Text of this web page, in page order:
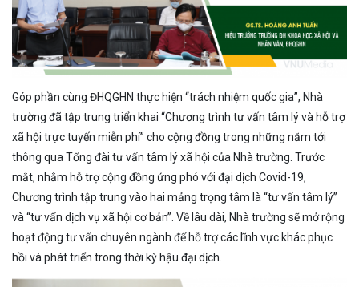
Góp phần cùng ĐHQGHN thực hiện “trách nhiệm quốc gia”, Nhà
trường đã tập trung triển khai “Chương trình tư vấn tâm lý và hỗ trợ
xã hội trực tuyến miễn phí” cho cộng đồng trong những năm tới
thông qua Tổng đài tư vấn tâm lý xã hội của Nhà trường. Trước
mắt, nhằm hỗ trợ cộng đồng ứng phó với đại dịch Covid-19,
Chương trình tập trung vào hai mảng trọng tâm là “tư vấn tâm lý”
và “tư vấn dịch vụ xã hội cơ bản”. Về lâu dài, Nhà trường sẽ mở rộng
hoạt động tư vấn chuyên ngành để hỗ trợ các lĩnh vực khác phục
hồi và phát triển trong thời kỳ hậu đại dịch.